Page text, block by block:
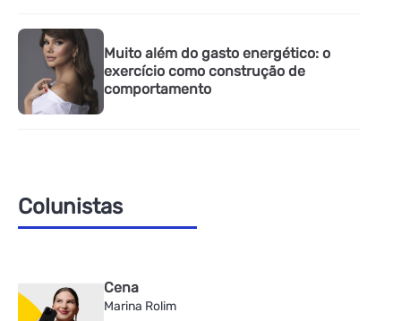
Muito além do gasto energético: o
exercício como construção de
comportamento
Colunistas
Cena
Marina Rolim